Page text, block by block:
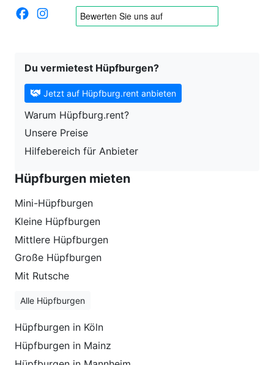
Du vermietest Hüpfburgen?
Jetzt auf Hüpfburg.rent anbieten
Warum Hüpfburg.rent?
Unsere Preise
Hilfebereich für Anbieter
Hüpfburgen mieten
Mini-Hüpfburgen
Kleine Hüpfburgen
Mittlere Hüpfburgen
Große Hüpfburgen
Mit Rutsche
Alle Hüpfburgen
Hüpfburgen in Köln
Hüpfburgen in Mainz